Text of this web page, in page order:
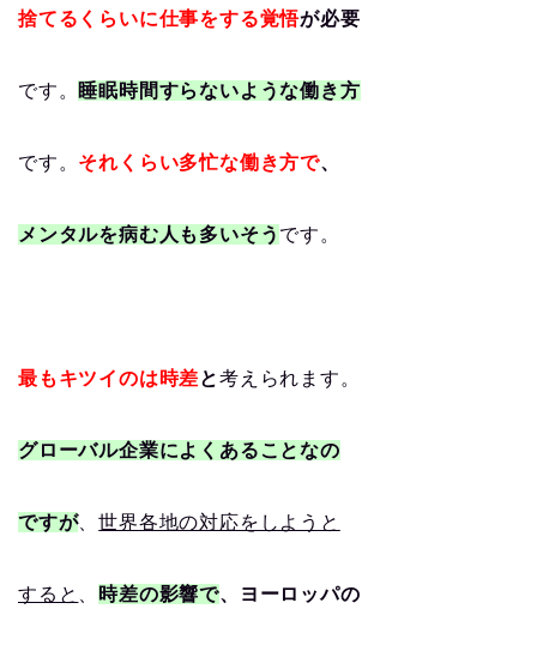
捨てるくらいに仕事をする覚悟が必要
です。 睡眠時間すらないような働き方
です。 それくらい多忙な働き方で、
メンタルを病む人も多いそう です。
最もキツイのは時差と考えられます。
グローバル企業によくあることなの
ですが、世界各地の対応をしようと
すると 時差の影響で、ヨーロッパの